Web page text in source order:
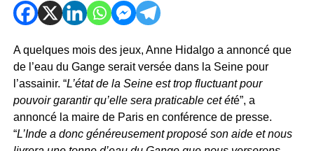
A quelques mois des jeux, Anne Hidalgo a annoncé que
de l’eau du Gange serait versée dans la Seine pour
l’assainir. “L’état de la Seine est trop fluctuant pour
pouvoir garantir qu’elle sera praticable cet été”, a
annoncé la maire de Paris en conférence de presse.
“L’Inde a donc généreusement proposé son aide et nous